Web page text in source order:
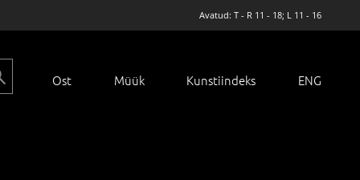
Avatud: T - R 11 - 18; L 11 - 16
Ost Müük Kunstiindeks ENG